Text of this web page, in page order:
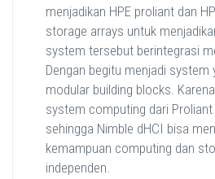
menjadikan HPE proliant dan
storage arrays untuk
system tersebut berintegrasi
Dengan begitu menjadi system
modular building blocks.
system computing dari
sehingga Nimble dHCI bisa
kemampuan computing dan
independen.